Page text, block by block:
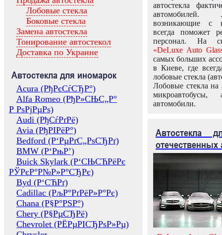
Лобовые стекла
Боковые стекла
Замена автостекла
Тонирование автостекол
Доставка по Украине
Автостекла для иномарок
Acura (РђРєСѓСЂР°)
Alfa Romeo (РђР»СЊС„Р°
Р РѕРјРµРѕ)
Audi (РђСѓРґРё)
Avia (РђРІРёР°)
Bedford (Р‘РµРґС„РѕСЂРґ)
BMW (Р‘РњР’)
Buick Skylark (Р‘СЊСЋРёРє
РЎРєР°Р№Р»Р°СЂРє)
Byd (Р‘СЋРґ)
Cadillac (РљР°РґРёР»Р°Рє)
Chana (Р§Р°РЅР°)
Chery (Р§РµСЂРё)
Chevrolet (РЁРµРІСЂРѕР»Рµ)
автостекла
возникающие с
всегда поможет
персонал. На
«DeLuxe Auto
самых больших
в Киеве, где
лобовые стекла
Лобовые стекла на
микроавтобусы,
автомобили.
Автостекла
отечественных